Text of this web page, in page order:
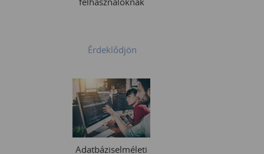
Érdeklődjön
Adatbáziselméleti